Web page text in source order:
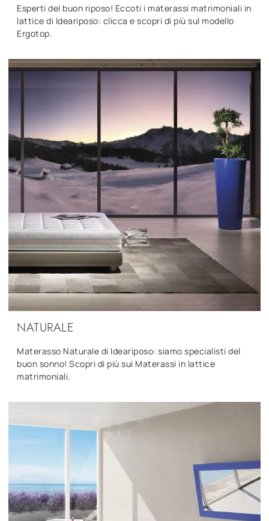
Esperti del buon riposo! Eccoti i materassi matrimoniali in
lattice di Ideariposo: clicca e scopri di più sul modello
Ergotop.
NATURALE
Materasso Naturale di Ideariposo: siamo specialisti del
buon sonno! Scopri di più sui Materassi in lattice
matrimoniali.